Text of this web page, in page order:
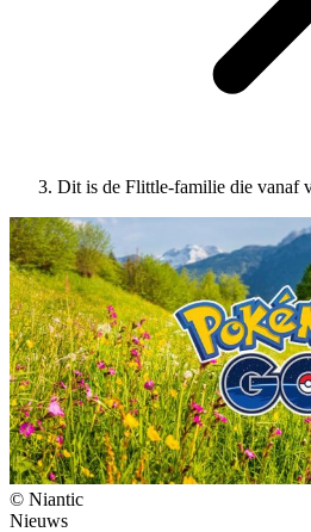
Dit is de Flittle-familie die vanaf
© Niantic
Nieuws